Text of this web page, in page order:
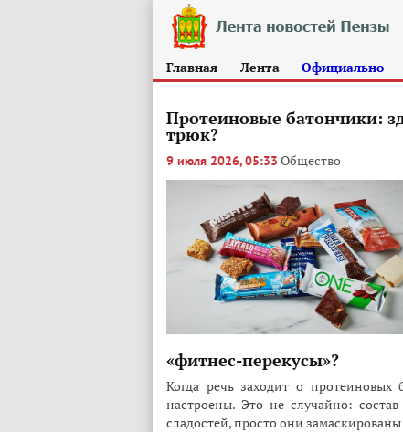
Главная Лента Официально
Протеиновые батончики:
трюк?
9 июля 2026, 05:33 Общество
«фитнес-перекусы»?
Когда речь заходит о протеиновых
настроены. Это не случайно:
сладостей, просто они